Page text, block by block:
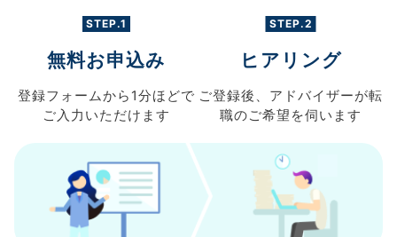
STEP.1
無料お申込み
登録フォームから 1分ほどで
ご入力 いただけます
STEP.2
ヒアリング
ご登録後、 アドバイザーが転
職のご希望を伺います